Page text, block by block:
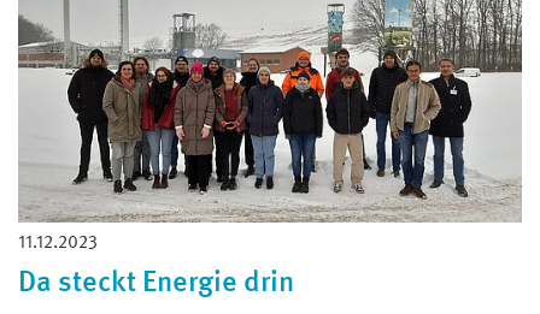
11.12.2023
Da steckt Energie drin